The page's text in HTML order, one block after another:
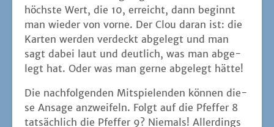
ent­schei­den­de Witz. Man kann zwar bei der
Lüge über­führt wer­den aber trotz­dem damit
durch­kom­men, wenn der eine Teil der Lüge
rich­tig war. Habe ich beim Spie­len der Pfef­fer
2 eine Pfef­fer 9 ange­sagt und man zwei­felt
den Pfef­fer an, dann bin ich trotz­dem fein
raus, da das Gewürz schließ­lich stimmt – und
gewin­ne alle aus­ge­spiel­ten Karten.